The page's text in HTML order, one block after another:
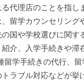
代理店のことを指し
留学カウンセリング
国や学校選びに関す
介、入学手続きや滞
留学手続きの代行、
ラブル対応などが挙